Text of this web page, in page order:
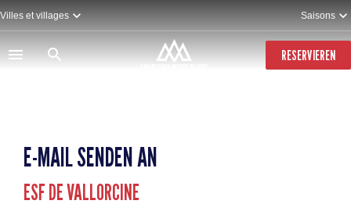
Direkt
zum
Inhalt
Villes et villages Saisons
RESERVIEREN
E-MAIL SENDEN AN
ESF DE VALLORCINE